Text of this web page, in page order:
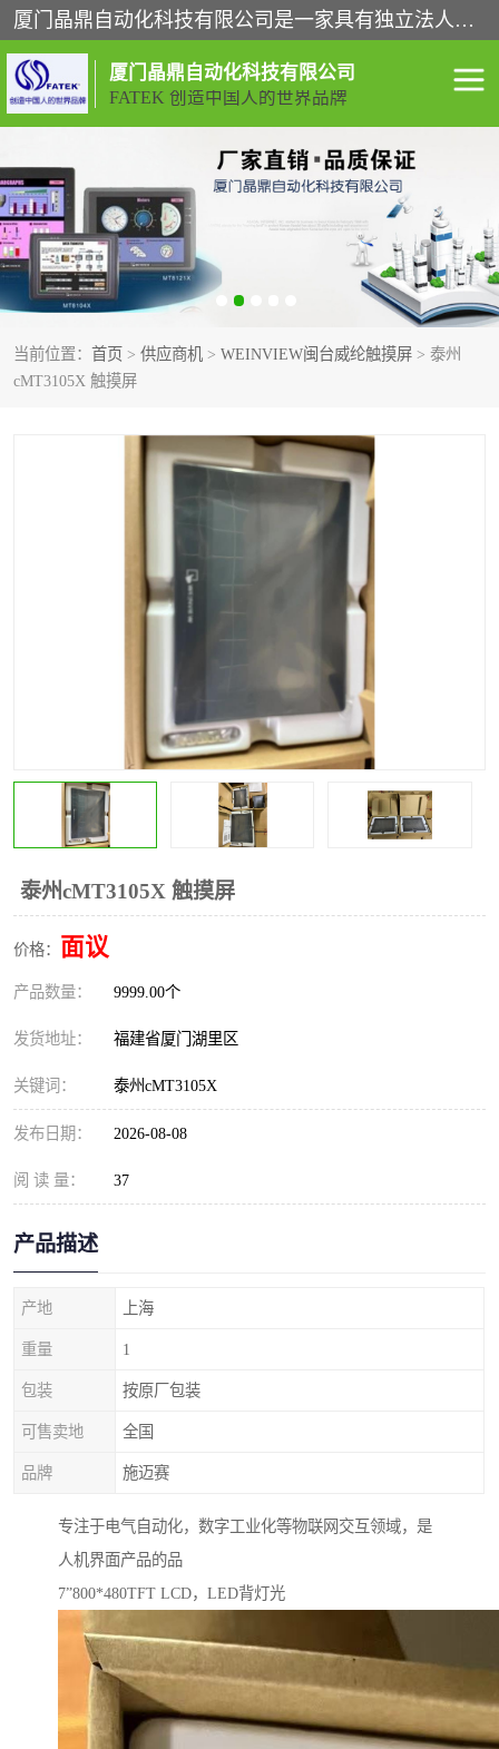
厦门晶鼎自动化科技有限公司是一家具有独立法人资格的高新技术企业；代理销售的产品有台湾威纶触摸屏，魏德米勒全系列，永宏触摸屏,威纶触摸屏,台湾威纶weinview触摸屏,台湾永宏PLC，FATEK,永宏伺服,图儿克总线，施耐德，欧姆龙，西门子，富士变频，K&N蓝系列， BUSSMANN，松下变频器，丹佛斯变频器等。
厦门晶鼎自动化科技有限公司
FATEK 创造中国人的世界品牌
当前位置： 首页 > 供应商机 > WEINVIEW闽台威纶触摸屏 > 泰州
cMT3105X 触摸屏
泰州cMT3105X 触摸屏
价格： 面议
产品数量： 9999.00个
发货地址： 福建省厦门湖里区
关键词： 泰州cMT3105X
发布日期： 2026-08-08
阅 读 量： 37
产品描述
产地 上海
重量 1
包装 按原厂包装
可售卖地 全国
品牌 施迈赛
专注于电气自动化，数字工业化等物联网交互领域，是
人机界面产品的品
7”800*480TFT LCD，LED背灯光
闽台永宏PLC WEINVIEW闽台威纶触摸
正弦变频器正弦伺服 魏德米勒接线端子
ABB电流开关 魏德米勒电源
丹佛斯变频器 MOXA通讯模块
西门子
其他
普洛菲斯触摸屏
施迈赛限位开关